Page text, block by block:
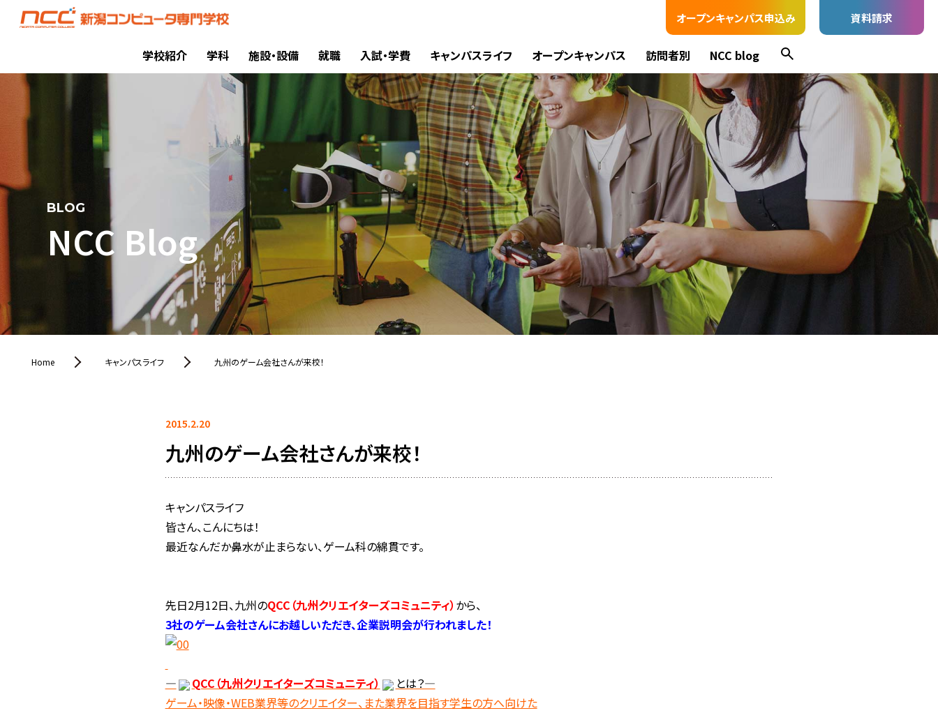
オープンキャンパス申込み 資料請求
学校紹介 学科 施設・設備 就職 入試・学費 キャンパスライフ オープンキャンパス 訪問者別 NCC blog
BLOG
NCC Blog
Home キャンパスライフ 九州のゲーム会社さんが来校！
2015.2.20
九州のゲーム会社さんが来校！
キャンパスライフ
皆さん、こんにちは！
最近なんだか鼻水が止まらない、ゲーム科の綿貫です。
先日2月12日、九州のQCC（九州クリエイターズコミュニティ） から、
3社のゲーム会社さんにお越しいただき、企業説明会が行われました！
― QCC（九州クリエイターズコミュニティ）
とは？――――――――――
ゲーム・映像・WEB業界等のクリエイター、また業界を目指す学生の方へ向けた